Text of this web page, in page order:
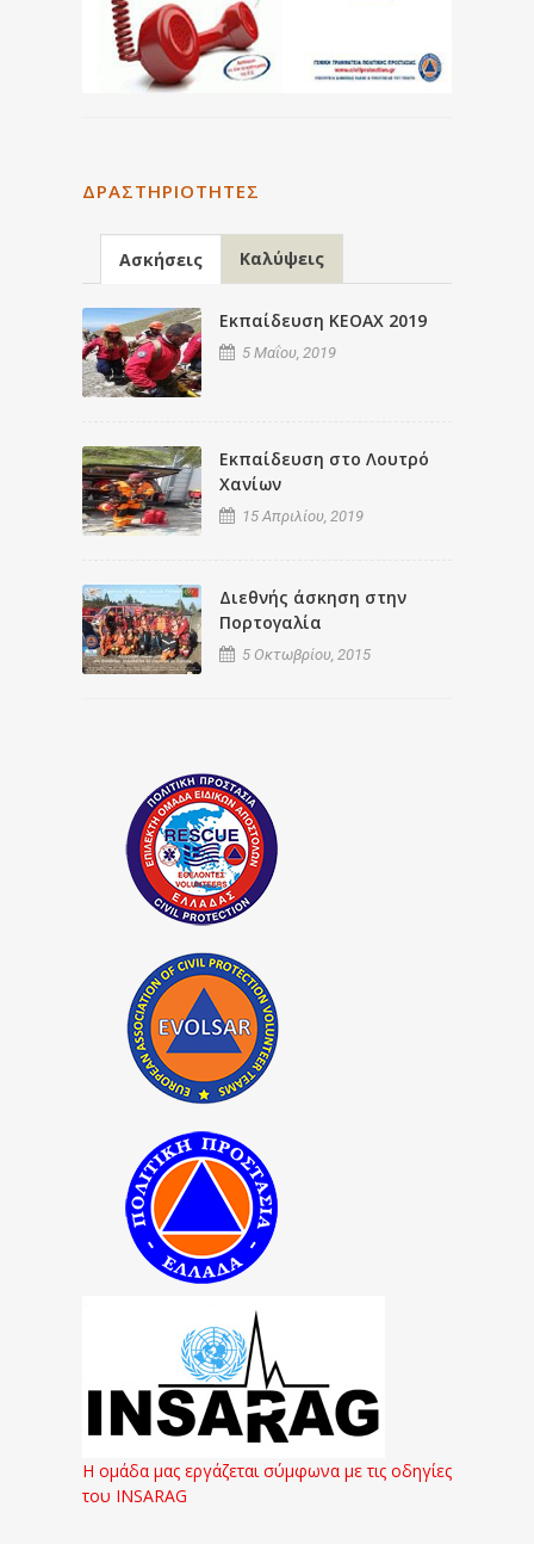
ΔΡΑΣΤΗΡΙΌΤΗΤΕΣ
Ασκήσεις Καλύψεις
Εκπαίδευση ΚΕΟΑΧ 2019
5 Μαΐου, 2019
Εκπαίδευση στο Λουτρό
Χανίων
15 Απριλίου, 2019
Διεθνής άσκηση στην
Πορτογαλία
5 Οκτωβρίου, 2015
Η ομάδα μας εργάζεται σύμφωνα με τις οδηγίες
του INSARAG